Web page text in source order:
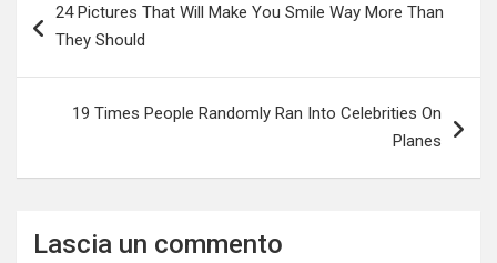
articoli
24 Pictures That Will Make You Smile Way More Than
They Should
19 Times People Randomly Ran Into Celebrities On
Planes
Lascia un commento